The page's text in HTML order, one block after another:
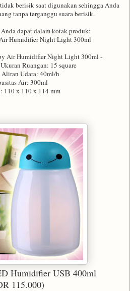
berisik saat digunakan sehingga Anda
tanpa terganggu suara berisik.
dapat dalam kotak produk:
Humidifier Night Light 300ml
Air Humidifier Night Light 300ml -
Ruangan: 15 square
Udara: 40ml/h
Air: 300ml
110 x 110 x 114 mm
Humidifier USB 400ml
115.000)